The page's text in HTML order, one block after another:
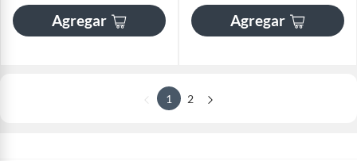
Agregar Agregar
1 2